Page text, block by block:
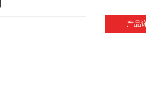
产品